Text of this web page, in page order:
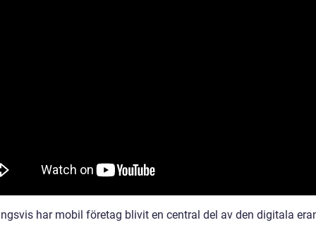
har mobil företag blivit en central del av den digitala